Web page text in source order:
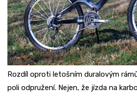
Rozdíl oproti letošním duralovým
poli odpružení. Nejen, že jízda na